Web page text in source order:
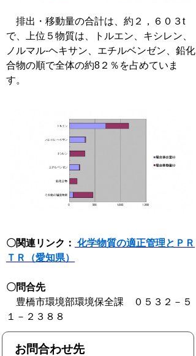
排出・移動量の合計は、約２，６０３t
で、上位５物質は、トルエン、キシレン、
ノルマル-ヘキサン、エチルベンゼン、鉛化
合物の順で全体の約8２％を占めていま
す。
〇関連リンク： 化学物質の適正管理とＰＲ
ＴＲ（愛知県）
〇問合先
豊橋市環境部環境保全課 ０５３２－５
１－２３８８
お問合わせ先